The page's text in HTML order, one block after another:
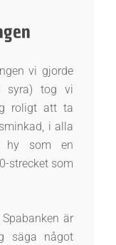
vi gjorde
syra) tog vi
roligt att ta
i alla
som en
strecket som
är
säga något